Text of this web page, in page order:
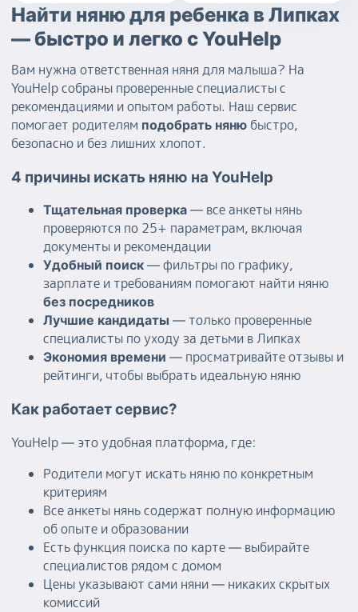
Найти няню для ребенка в Липках
— быстро и легко с YouHelp
Вам нужна ответственная няня для малыша? На
YouHelp собраны проверенные специалисты с
рекомендациями и опытом работы. Наш сервис
помогает родителям подобрать няню быстро,
безопасно и без лишних хлопот.
4 причины искать няню на YouHelp
Тщательная проверка — все анкеты нянь
проверяются по 25+ параметрам, включая
документы и рекомендации
Удобный поиск — фильтры по графику,
зарплате и требованиям помогают найти няню
без посредников
Лучшие кандидаты — только проверенные
специалисты по уходу за детьми в Липках
Экономия времени — просматривайте отзывы и
рейтинги, чтобы выбрать идеальную няню
Как работает сервис?
YouHelp — это удобная платформа, где:
Родители могут искать няню по конкретным
критериям
Все анкеты нянь содержат полную информацию
об опыте и образовании
Есть функция поиска по карте — выбирайте
специалистов рядом с домом
Цены указывают сами няни — никаких скрытых
комиссий